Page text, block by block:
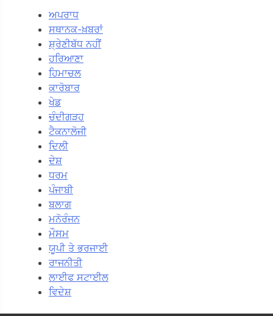
ਅਪਰਾਧ
ਸਥਾਨਕ-ਖ਼ਬਰਾਂ
ਸ਼੍ਰੇਣੀਬੱਧ ਨਹੀਂ
ਹਰਿਆਣਾ
ਹਿਮਾਚਲ
ਕਾਰੋਬਾਰ
ਖੇਡ
ਚੰਦੀਗੜਹ
ਟੈਕਨਾਲੋਜੀ
ਦਿਲੀ
ਦੇਸ਼
ਧਰਮ
ਪੰਜਾਬੀ
ਬਲਾਗ
ਮਨੋਰੰਜਨ
ਮੌਸਮ
ਯੂਪੀ ਤੇ ਭਰਜਾਈ
ਰਾਜਨੀਤੀ
ਲਾਈਫ ਸਟਾਈਲ
ਵਿਦੇਸ਼